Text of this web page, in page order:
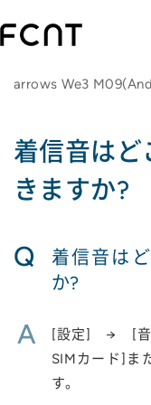
arrows We3
着信音はど
きますか?
Q
着信音は
か?
A
[設定] → [音
SIMカード]ま
す。